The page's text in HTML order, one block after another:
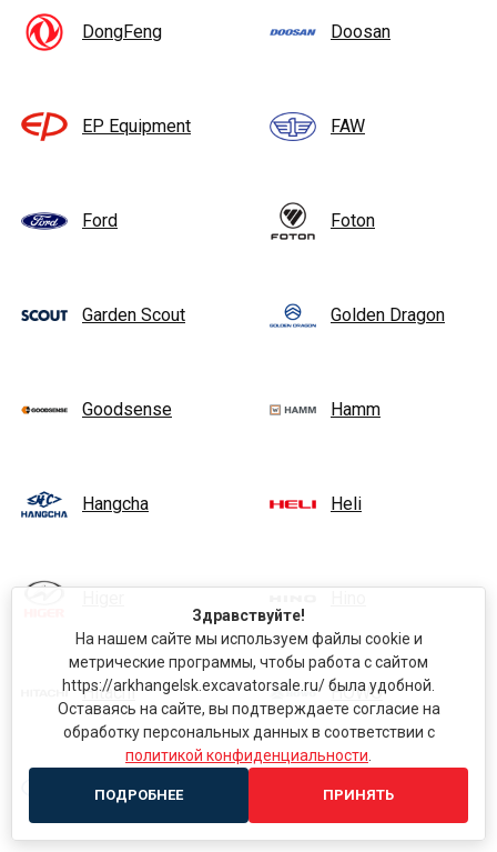
DongFeng Doosan
EP Equipment FAW
Ford Foton
Garden Scout Golden Dragon
Goodsense Hamm
Hangcha Heli
Hitachi HOWO
Hyundai HZM
Здравствуйте!
На нашем сайте мы используем файлы cookie и
метрические программы, чтобы работа с сайтом
https://arkhangelsk.excavatorsale.ru/ была удобной.
Оставаясь на сайте, вы подтверждаете согласие на
обработку персональных данных в соответствии с
политикой конфиденциальности
ПОДРОБНЕЕ ПРИНЯТЬ